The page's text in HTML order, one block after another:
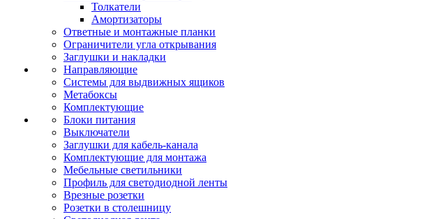
Толкатели
Амортизаторы
Ответные и монтажные планки
Ограничители угла открывания
Заглушки и накладки
Направляющие
Системы для выдвижных ящиков
Метабоксы
Комплектующие
Блоки питания
Выключатели
Заглушки для кабель-канала
Комплектующие для монтажа
Мебельные светильники
Профиль для светодиодной ленты
Врезные розетки
Розетки в столешницу